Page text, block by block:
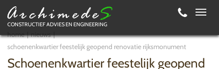
CONSTRUCTIEF ADVIES EN ENGINEERING
home
nieuws
schoenenkwartier feestelijk geopend renovatie rijksmonument
Schoenenkwartier feestelijk geopend